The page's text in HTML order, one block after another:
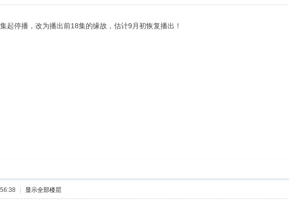
起停播，改为播出前18集的缘故，估计9月初恢复播出！
显示全部楼层